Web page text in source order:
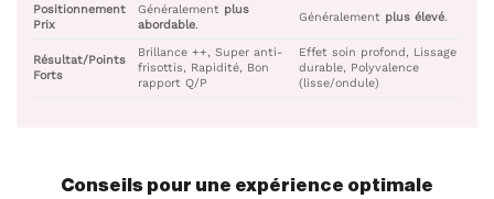
Positionnement
Prix
Généralement plus
abordable.
Généralement plus élevé.
Résultat/Points
Forts
Brillance ++, Super anti-
frisottis, Rapidité, Bon
rapport Q/P
Effet soin profond, Lissage
durable, Polyvalence
(lisse/ondule)
Conseils pour une expérience optimale